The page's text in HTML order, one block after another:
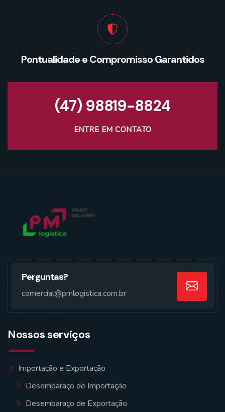
Pontualidade e Compromisso Garantidos
(47) 98819-8824
ENTRE EM CONTATO
Perguntas?
comercial@pmlogistica.com.br
Nossos serviços
Importação e Exportação
Desembaraço de Importação
Desembaraço de Exportação